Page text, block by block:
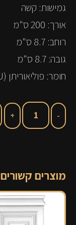
גמישות: קשה
אורך: 200 ס"מ
רוחב: 8.7 ס"מ
גובה: 8.7 ס"מ
חומר: פוליאוריתן (PU)
מוצרים קשורים